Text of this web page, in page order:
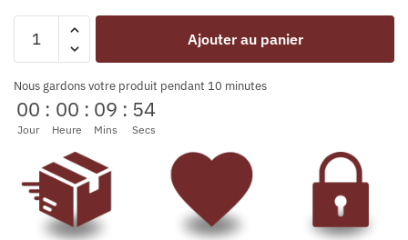
Ajouter au panier
Nous gardons votre produit pendant 10 minutes
00
Jour
: 00
Heure
: 09
Mins
: 54
Secs